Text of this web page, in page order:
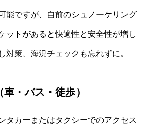
能ですが、自前のシュノーケリング
ットがあると快適性と安全性が増し
対策、海況チェックも忘れずに。
・バス・徒歩）
タカーまたはタクシーでのアクセス